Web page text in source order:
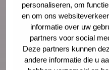
personaliseren, om
en om ons
informatie over uw
partners voor social
Deze partners kunnen
andere informatie die u